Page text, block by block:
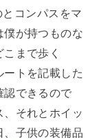
コンパスをマ
僕が持つものな
まで歩く
トを記載した
認できるので
それとホイッ
、子供の装備品